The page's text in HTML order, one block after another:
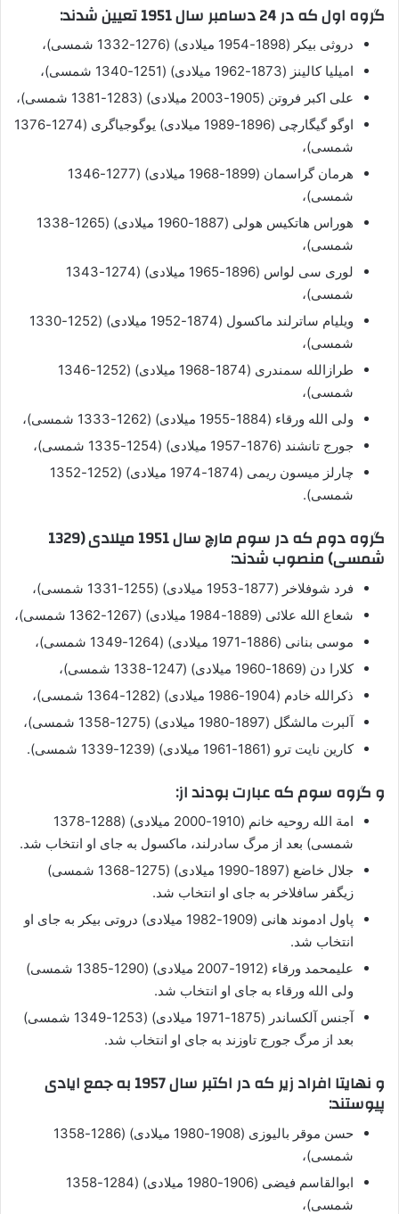
گروه اول که در 24 دسامبر سال 1951 تعیین شدند:
دروثی بیکر (1898-1954 میلادی) (1276-1332 شمسی)،
امیلیا کالینز (1873-1962 میلادی) (1251-1340 شمسی)،
علی اکبر فروتن (1905-2003 میلادی) (1283-1381 شمسی)،
اوگو گیگارچی (1896-1989 میلادی) یوگوجیاگری (1274-1376
شمسی)،
هرمان گراسمان (1899-1968 میلادی) (1277-1346
شمسی)،
هوراس هاتکیس هولی (1887-1960 میلادی) (1265-1338
شمسی)،
لوری سی لواس (1896-1965 میلادی) (1274-1343
شمسی)،
ویلیام ساترلند ماکسول (1874-1952 میلادی) (1252-1330
شمسی)،
طرازالله سمندری (1874-1968 میلادی) (1252-1346
شمسی)،
ولی الله ورقاء (1884-1955 میلادی) (1262-1333 شمسی)،
جورج تانشند (1876-1957 میلادی) (1254-1335 شمسی)،
چارلز میسون ریمی (1874-1974 میلادی) (1252-1352
شمسی).
گروه دوم که در سوم مارچ سال 1951 میلادی (1329
شمسی) منصوب شدند:
فرد شوفلاخر (1877-1953 میلادی) (1255-1331 شمسی)،
شعاع الله علائی (1889-1984 میلادی) (1267-1362 شمسی)،
موسی بنانی (1886-1971 میلادی) (1264-1349 شمسی)،
کلارا دن (1869-1960 میلادی) (1247-1338 شمسی)،
ذکرالله خادم (1904-1986 میلادی) (1282-1364 شمسی)،
آلبرت مالشگل (1897-1980 میلادی) (1275-1358 شمسی)،
کارین نایت ترو (1861-1961 میلادی) (1239-1339 شمسی).
و گروه سوم که عبارت بودند از:
امة الله روحیه خانم (1910-2000 میلادی) (1288-1378
شمسی) بعد از مرگ سادرلند، ماکسول به جای او انتخاب شد.
جلال خاضع (1897-1990 میلادی) (1275-1368 شمسی)
زیگفر سافلاخر به جای او انتخاب شد.
پاول ادموند هانی (1909-1982 میلادی) دروتی بیکر به جای او
انتخاب شد.
علیمحمد ورقاء (1912-2007 میلادی) (1290-1385 شمسی)
ولی الله ورقاء به جای او انتخاب شد.
آجنس آلکساندر (1875-1971 میلادی) (1253-1349 شمسی)
بعد از مرگ جورج تاوزند به جای او انتخاب شد.
و نهایتا افراد زیر که در اکتبر سال 1957 به جمع ایادی
پیوستند:
حسن موقر بالیوزی (1908-1980 میلادی) (1286-1358
شمسی)،
ابوالقاسم فیضی (1906-1980 میلادی) (1284-1358
شمسی)،